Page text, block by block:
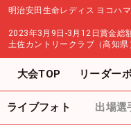
明治安田生命レディス ヨコハ
2023年3月9日-3月12日賞金総
土佐カントリークラブ（高知県
大会TOP リーダー
ライブフォト 出場選